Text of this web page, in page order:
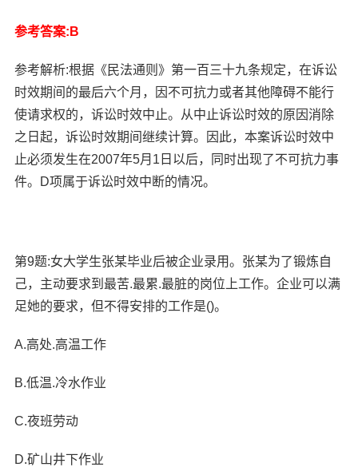
参考答案:B
参考解析:根据《民法通则》第一百三十九条规定，在诉讼
时效期间的最后六个月，因不可抗力或者其他障碍不能行
使请求权的，诉讼时效中止。从中止诉讼时效的原因消除
之日起，诉讼时效期间继续计算。因此，本案诉讼时效中
止必须发生在2007年5月1日以后，同时出现了不可抗力事
件。D项属于诉讼时效中断的情况。
第9题:女大学生张某毕业后被企业录用。张某为了锻炼自
己，主动要求到最苦.最累.最脏的岗位上工作。企业可以满
足她的要求，但不得安排的工作是()。
A.高处.高温工作
B.低温.冷水作业
C.夜班劳动
D.矿山井下作业